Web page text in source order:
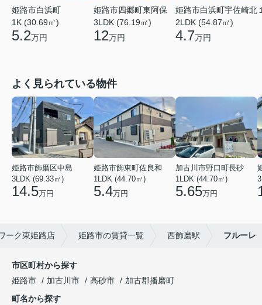
姫路市白浜町
1K (30.69㎡)
5.2万円
姫路市四郷町東阿保
3LDK (76.19㎡)
12万円
姫路市白浜町宇佐崎北
2LDK (54.87㎡)
4.7万円
よく見られている物件
姫路市飾磨区中島
3LDK (69.33㎡)
14.5万円
姫路市飾東町佐良和
1LDK (44.70㎡)
5.4万円
加古川市野口町長砂
1LDK (44.70㎡)
5.65万円
ーク東姫路店 姫路市の賃貸一覧 西飾磨駅 フルーレ
市区町村から探す
姫路市
加古川市 高砂市
加古郡播磨町
町名から探す